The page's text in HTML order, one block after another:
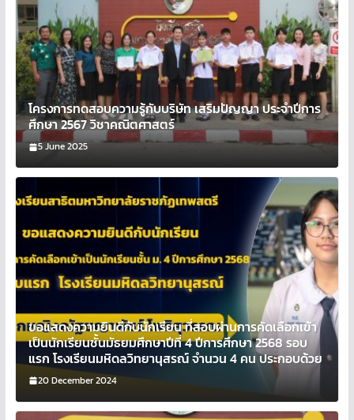
โครงการทดสอบความรู้กับบริษัท เสริมปัญญา ประจำปีการ
ศึกษา 2567 วิชาคณิตศาสตร์
5 June 2025
ขอแสดงความยินดีกับนักเรียน ที่สอบผ่านการคัดเลือกเข้า
เป็นนักเรียนชั้นมัธยมศึกษาปีที่ 4 ปีการศึกษา 2568 รอบ
แรก โรงเรียนมหิดลวิทยานุสรณ์ จำนวน 4 คน ประกอบด้วย
20 December 2024